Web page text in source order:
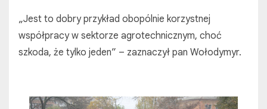
„Jest to dobry przykład obopólnie korzystnej
współpracy w sektorze agrotechnicznym, choć
szkoda, że tylko jeden” – zaznaczył pan Wołodymyr.